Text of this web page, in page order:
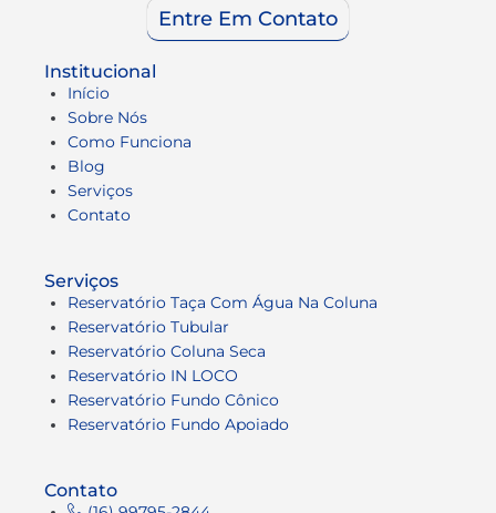
Entre Em Contato
Institucional
Início
Sobre Nós
Como Funciona
Blog
Serviços
Contato
Serviços
Reservatório Taça Com Água Na Coluna
Reservatório Tubular
Reservatório Coluna Seca
Reservatório IN LOCO
Reservatório Fundo Cônico
Reservatório Fundo Apoiado
Contato